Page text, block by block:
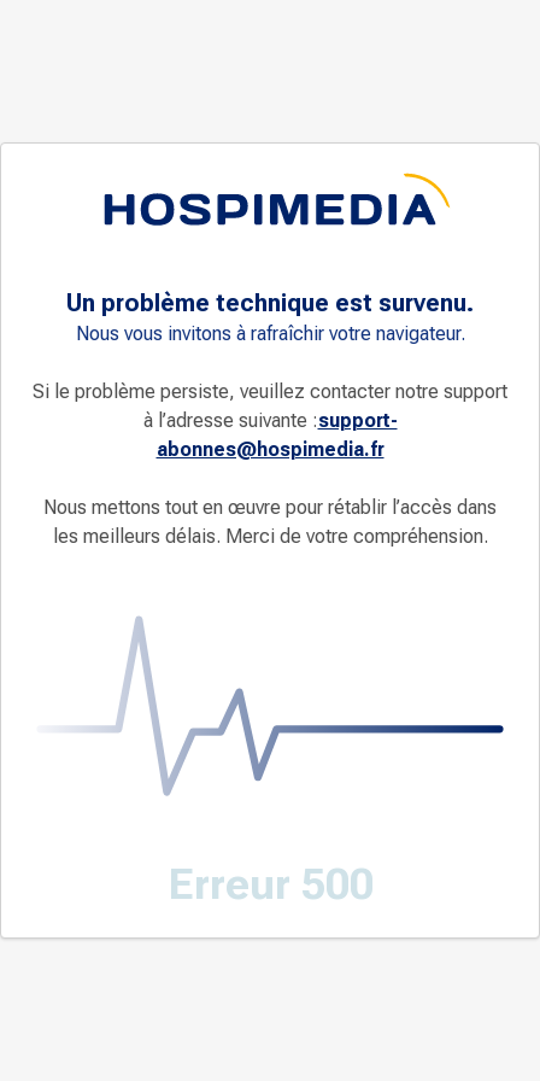
Un problème technique est survenu.
Nous vous invitons à rafraîchir votre navigateur.
Si le problème persiste, veuillez contacter notre support
à l’adresse suivante :support-
abonnes@hospimedia.fr
Nous mettons tout en œuvre pour rétablir l’accès dans
les meilleurs délais. Merci de votre compréhension.
Erreur 500